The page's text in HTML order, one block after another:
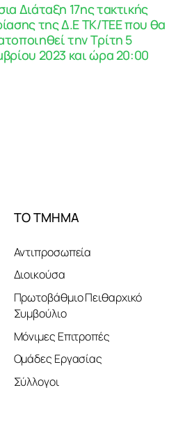
Διάταξη 17ης τακτικής
της Δ.Ε ΤΚ/ΤΕΕ που θα
την Τρίτη 5
2023 και ώρα 20:00
ΤΟ ΤΜΗΜΑ
Αντιπροσωπεία
Διοικούσα
Πρωτοβάθμιο Πειθαρχικό
Συμβούλιο
Μόνιμες Επιτροπές
Ομάδες Εργασίας
Σύλλογοι